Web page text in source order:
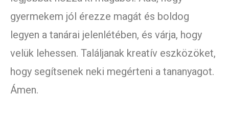
gyermekem jól érezze magát és boldog
legyen a tanárai jelenlétében, és várja, hogy
velük lehessen. Találjanak kreatív eszközöket,
hogy segítsenek neki megérteni a tananyagot.
Ámen.